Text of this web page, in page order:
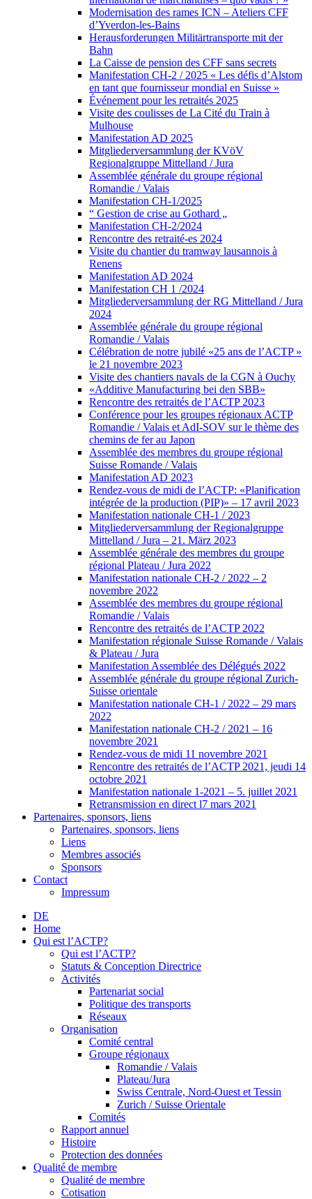
Modernisation des rames ICN – Ateliers CFF
d’Yverdon-les-Bains
Herausforderungen Militärtransporte mit der
Bahn
La Caisse de pension des CFF sans secrets
Manifestation CH-2 / 2025 « Les défis d’Alstom
en tant que fournisseur mondial en Suisse »
Événement pour les retraités 2025
Visite des coulisses de La Cité du Train à
Mulhouse
Manifestation AD 2025
Mitgliederversammlung der KVöV
Regionalgruppe Mittelland / Jura
Assemblée générale du groupe régional
Romandie / Valais
Manifestation CH-1/2025
“ Gestion de crise au Gothard „
Manifestation CH-2/2024
Rencontre des retraité-es 2024
Visite du chantier du tramway lausannois à
Renens
Manifestation AD 2024
Manifestation CH 1 /2024
Mitgliederversammlung der RG Mittelland / Jura
2024
Assemblée générale du groupe régional
Romandie / Valais
Célébration de notre jubilé «25 ans de l’ACTP »
le 21 novembre 2023
Visite des chantiers navals de la CGN à Ouchy
«Additive Manufacturing bei den SBB»
Rencontre des retraités de l’ACTP 2023
Conférence pour les groupes régionaux ACTP
Romandie / Valais et AdI-SOV sur le thème des
chemins de fer au Japon
Assemblée des membres du groupe régional
Suisse Romande / Valais
Manifestation AD 2023
Rendez-vous de midi de l’ACTP: «Planification
intégrée de la production (PIP)» – 17 avril 2023
Manifestation nationale CH-1 / 2023
Mitgliederversammlung der Regionalgruppe
Mittelland / Jura – 21. März 2023
Assemblée générale des membres du groupe
régional Plateau / Jura 2022
Manifestation nationale CH-2 / 2022 – 2
novembre 2022
Assemblée des membres du groupe régional
Romandie / Valais
Rencontre des retraités de l’ACTP 2022
Manifestation régionale Suisse Romande / Valais
& Plateau / Jura
Manifestation Assemblée des Délégués 2022
Assemblée générale du groupe régional Zurich-
Suisse orientale
Manifestation nationale CH-1 / 2022 – 29 mars
2022
Manifestation nationale CH-2 / 2021 – 16
novembre 2021
Rendez-vous de midi 11 novembre 2021
Rencontre des retraités de l’ACTP 2021, jeudi 14
octobre 2021
Manifestation nationale 1-2021 – 5. juillet 2021
Retransmission en direct l7 mars 2021
Partenaires, sponsors, liens
Partenaires, sponsors, liens
Liens
Membres associés
Sponsors
Contact
Impressum
DE
Home
Qui est l’ACTP?
Qui est l’ACTP?
Statuts & Conception Directrice
Activités
Partenariat social
Politique des transports
Réseaux
Organisation
Comité central
Groupe régionaux
Romandie / Valais
Plateau/Jura
Swiss Centrale, Nord-Ouest et Tessin
Zurich / Suisse Orientale
Comités
Rapport annuel
Histoire
Protection des données
Qualité de membre
Qualité de membre
Cotisation